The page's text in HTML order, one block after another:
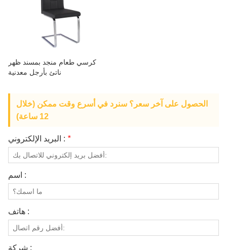
الاتصال بنا
معلومات عنا
كرسي طعام منجد بمسند ظهر
ناتئ بأرجل معدنية
الحصول على آخر سعر؟ سنرد في أسرع وقت ممكن (خلال
12 ساعة)
البريد الإلكتروني : *
اسم :
هاتف :
شركة :